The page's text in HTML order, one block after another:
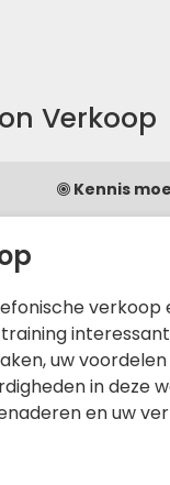
Verkoop
Kennis
verkoop
uw
in deze
en uw